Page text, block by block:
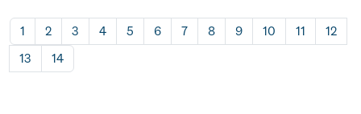
1 2 3 4 5 6 7 8 9 10 11
12
13
14